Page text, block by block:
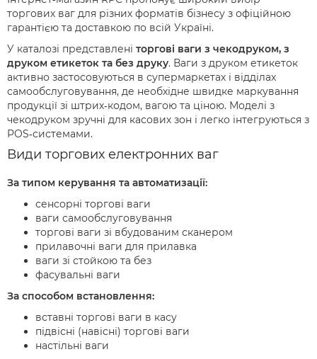
торгових ваг для різних форматів бізнесу з офіційною
гарантією та доставкою по всій Україні.
У каталозі представлені торгові ваги з чекодруком, з
друком етикеток та без друку. Ваги з друком етикеток
активно застосовуються в супермаркетах і відділах
самообслуговування, де необхідне швидке маркування
продукції зі штрих‑кодом, вагою та ціною. Моделі з
чекодруком зручні для касових зон і легко інтегруються з
POS‑системами.
Види торгових електронних ваг
За типом керування та автоматизації:
сенсорні торгові ваги
ваги самообслуговування
торгові ваги зі вбудованим сканером
прилавочні ваги для прилавка
ваги зі стойкою та без
фасувальні ваги
За способом встановлення:
вставні торгові ваги в касу
​​​​підвісні (навісні) торгові ваги
настільні ваги